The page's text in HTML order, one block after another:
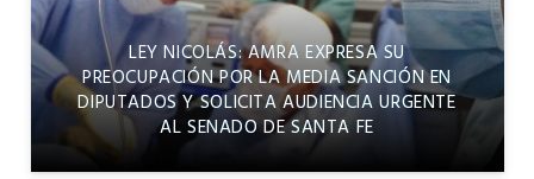
LEY NICOLÁS: AMRA EXPRESA SU
PREOCUPACIÓN POR LA MEDIA SANCIÓN EN
DIPUTADOS Y SOLICITA AUDIENCIA URGENTE
AL SENADO DE SANTA FE